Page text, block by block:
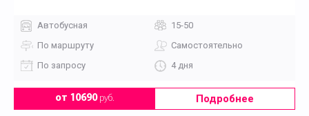
Автобусная
15-50
По маршруту
Самостоятельно
По запросу
4 дня
от 10690руб. Подробнее